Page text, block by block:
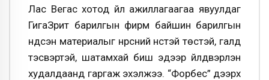
Лас Вегас хотод үйл ажиллагаагаа явуулдаг
ГигаЗрит барилгын фирм байшин барилгын
үндсэн материалыг нүүрсний үнстэй төстэй, галд
тэсвэртэй, шатамхай биш эдээр үйлдвэрлэн
худалдаанд гаргаж эхэлжээ. “Форбес” дээрх